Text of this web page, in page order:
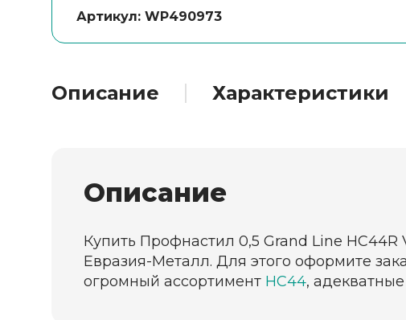
Артикул: WP490973
Описание Характеристики
Описание
Купить Профнастил 0,5 Grand Line НС44R
Евразия-Металл. Для этого оформите
огромный ассортимент НС44,